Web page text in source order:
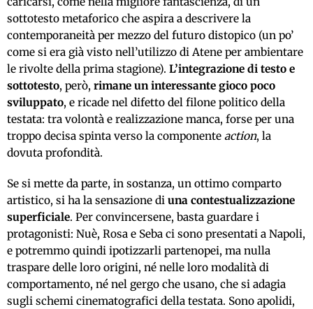
sottotesto metaforico che aspira a descrivere la
contemporaneità per mezzo del futuro distopico (un po’
come si era già visto nell’utilizzo di Atene per ambientare
le rivolte della prima stagione). L’integrazione di testo e
sottotesto, però, rimane un interessante gioco poco
sviluppato, e ricade nel difetto del filone politico della
testata: tra volontà e realizzazione manca, forse per una
troppo decisa spinta verso la componente action, la
dovuta profondità.
Se si mette da parte, in sostanza, un ottimo comparto
artistico, si ha la sensazione di una contestualizzazione
superficiale. Per convincersene, basta guardare i
protagonisti: Nuè, Rosa e Seba ci sono presentati a Napoli,
e potremmo quindi ipotizzarli partenopei, ma nulla
traspare delle loro origini, né nelle loro modalità di
comportamento, né nel gergo che usano, che si adagia
sugli schemi cinematografici della testata. Sono apolidi,